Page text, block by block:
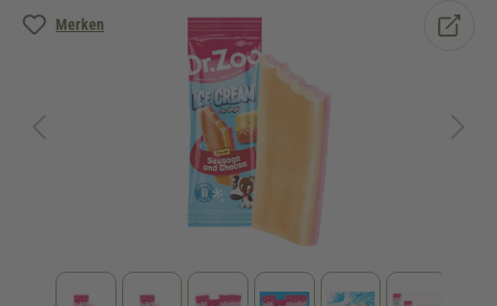
Merken
Bildergalerie überspringen